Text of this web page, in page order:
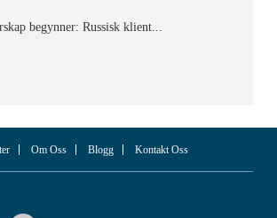
begynner: Russisk klient...
Om Oss Blogg Kontakt Oss